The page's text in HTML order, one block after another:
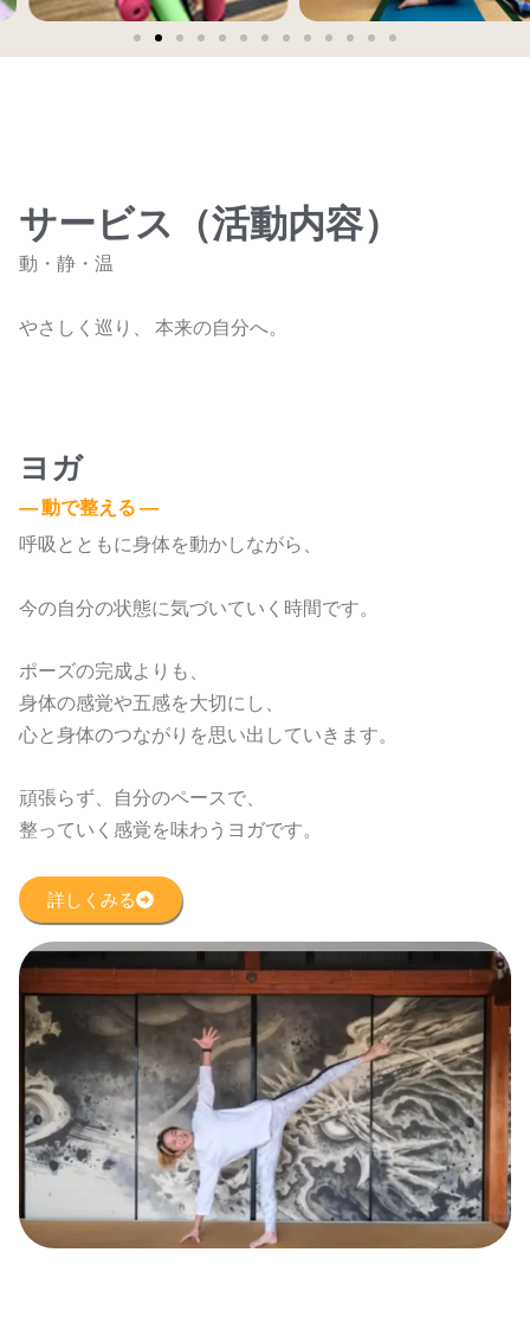
サービス（活動内容）
動・静・温
やさしく巡り、 本来の自分へ。
ヨガ
― 動で整える ―
呼吸とともに身体を動かしながら、
今の自分の状態に気づいていく時間です。
ポーズの完成よりも、
身体の感覚や五感を大切にし、
心と身体のつながりを思い出していきます。
頑張らず、自分のペースで、
整っていく感覚を味わうヨガです。
詳しくみる